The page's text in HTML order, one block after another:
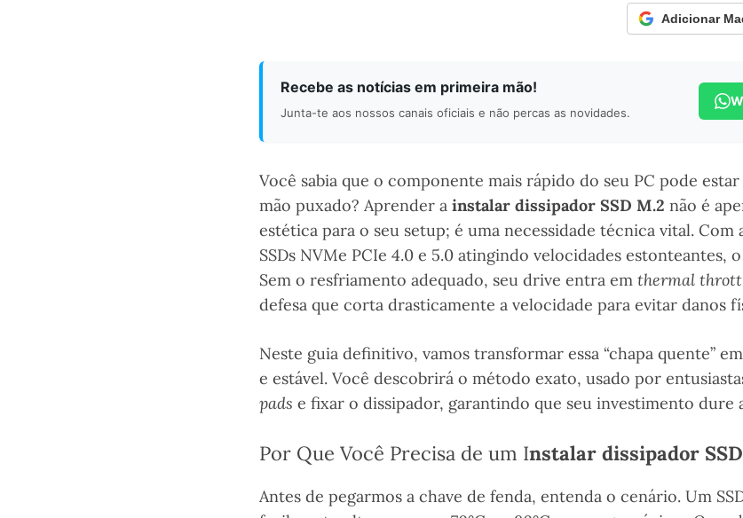
Adicionar
Recebe as notícias em primeira mão!
Junta-te aos nossos canais oficiais e não percas as novidades.
Você sabia que o componente mais rápido do seu PC pode
mão puxado? Aprender a instalar dissipador SSD M.2 não é
estética para o seu setup; é uma necessidade técnica vital. Com
SSDs NVMe PCIe 4.0 e 5.0 atingindo velocidades estonteantes,
Sem o resfriamento adequado, seu drive entra em thermal
defesa que corta drasticamente a velocidade para evitar danos
Neste guia definitivo, vamos transformar essa “chapa quente”
e estável. Você descobrirá o método exato, usado por
pads e fixar o dissipador, garantindo que seu investimento dure
Por Que Você Precisa de um Instalar dissipador
Antes de pegarmos a chave de fenda, entenda o cenário. Um